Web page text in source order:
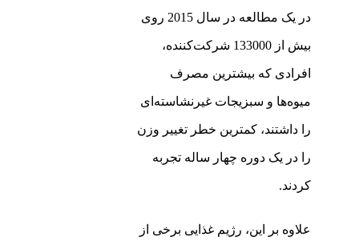
در یک مطالعه در سال 2015 روی
بیش از 133000 شرکت‌کننده،
افرادی که بیشترین مصرف
میوه‌ها و سبزیجات غیرنشاسته‌ای
را داشتند، کمترین خطر تغییر وزن
را در یک دوره چهار ساله تجربه
کردند.
علاوه بر این، رژیم غذایی برخی از